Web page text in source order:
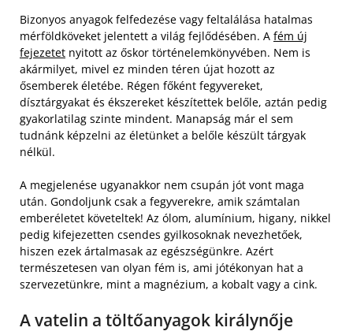
Bizonyos anyagok felfedezése vagy feltalálása hatalmas
mérföldköveket jelentett a világ fejlődésében. A fém új
fejezetet nyitott az őskor történelemkönyvében. Nem is
akármilyet, mivel ez minden téren újat hozott az
ősemberek életébe. Régen főként fegyvereket,
dísztárgyakat és ékszereket készítettek belőle, aztán pedig
gyakorlatilag szinte mindent. Manapság már el sem
tudnánk képzelni az életünket a belőle készült tárgyak
nélkül.
A megjelenése ugyanakkor nem csupán jót vont maga
után. Gondoljunk csak a fegyverekre, amik számtalan
emberéletet követeltek! Az ólom, alumínium, higany, nikkel
pedig kifejezetten csendes gyilkosoknak nevezhetőek,
hiszen ezek ártalmasak az egészségünkre. Azért
természetesen van olyan fém is, ami jótékonyan hat a
szervezetünkre, mint a magnézium, a kobalt vagy a cink.
A vatelin a töltőanyagok királynője